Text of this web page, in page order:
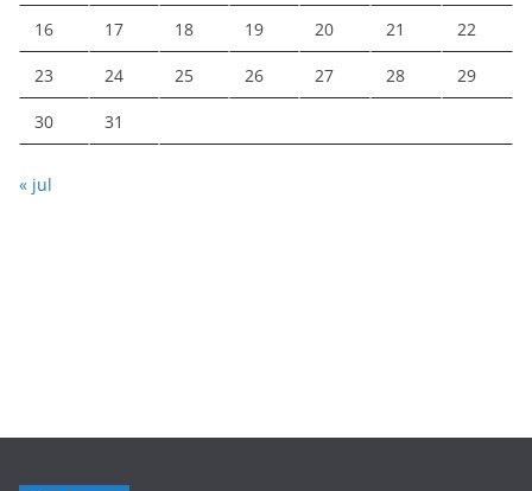
16 17 18 19 20 21 22
23 24 25 26 27 28 29
30 31
« jul